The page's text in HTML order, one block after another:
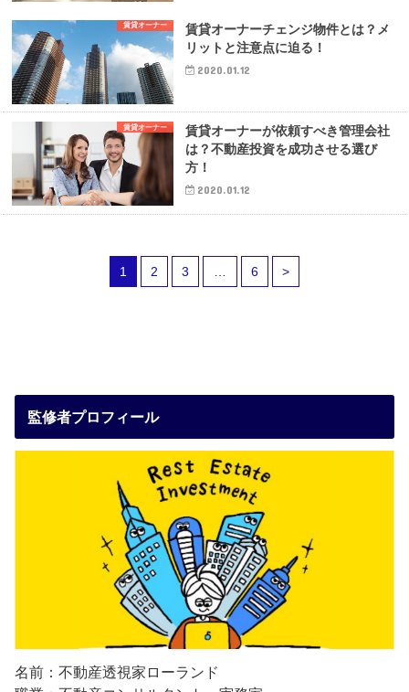
賃貸オーナー
賃貸オーナーチェンジ物件とは？メ
リットと注意点に迫る！
2020.01.12
賃貸オーナー
賃貸オーナーが依頼すべき管理会社
は？不動産投資を成功させる選び
方！
2020.01.12
1 2 3 … 6 >
監修者プロフィール
名前：不動産透視家ローランド